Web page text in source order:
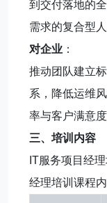
到交付落地的
需求的复合型人
对企业 ：
推动团队建立
系，降低运维
率与客户满意
三、培训内容
IT服务项目经
经理培训课程内